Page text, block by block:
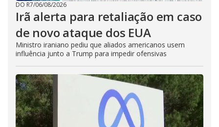
DO R7/06/08/2026
Irã alerta para retaliação em caso
de novo ataque dos EUA
Ministro iraniano pediu que aliados americanos usem
influência junto a Trump para impedir ofensivas